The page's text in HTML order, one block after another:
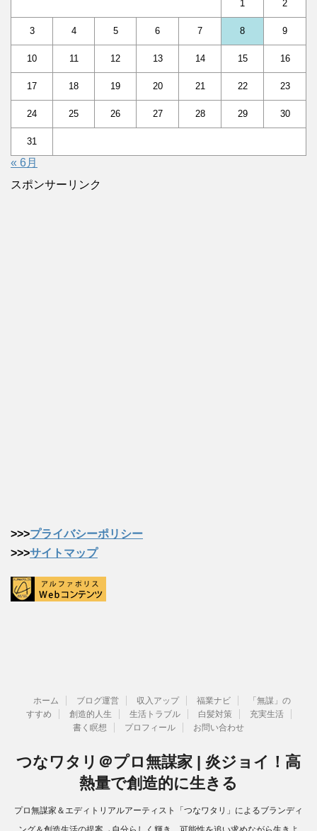
1 2
3 4 5 6 7 8 9
10 11 12 13 14 15 16
17 18 19 20 21 22 23
24 25 26 27 28 29 30
31
« 6月
スポンサーリンク
>>>プライバシーポリシー
>>>サイトマップ
ホーム ブログ運営 収入アップ 福業ナビ
「無謀」の
すすめ
創造的人生 生活トラブル 白髪対策
充実生活
書く瞑想
プロフィール お問い合わせ
つなワタリ＠プロ無謀家 | 炎ジョイ！高
熱量で創造的に生きる
プロ無謀家＆エディトリアルアーティスト「つなワタリ」によるブランディ